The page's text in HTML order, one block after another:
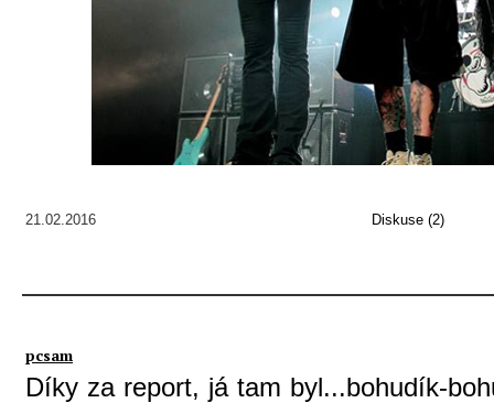
21.02.2016 Diskuse (2)
pcsam
Díky za report, já tam byl...bohudík-